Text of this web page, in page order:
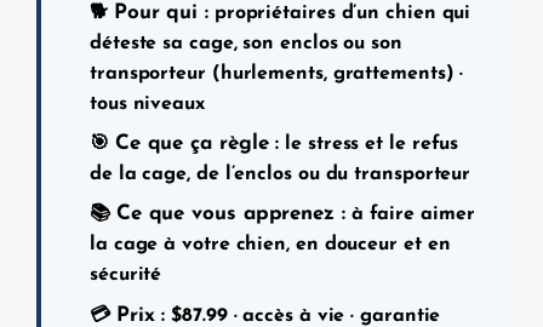
🐕 Pour qui :propriétaires d’un chien qui
déteste sa cage, son enclos ou son
transporteur (hurlements, grattements) ·
tous niveaux
🎯 Ce que ça règle : le stress et le refus
de la cage, de l’enclos ou du transporteur
📚 Ce que vous apprenez :à faire aimer
la cage à votre chien, en douceur et en
sécurité
💳 Prix : $87.99· accès à vie · garantie